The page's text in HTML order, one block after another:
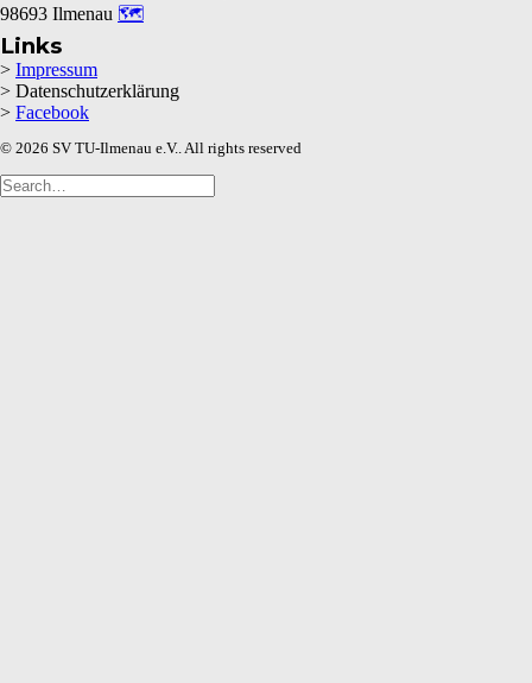
98693 Ilmenau 🗺
Links
> Impressum
> Datenschutzerklärung
> Facebook
© 2026 SV TU-Ilmenau e.V.. All rights reserved